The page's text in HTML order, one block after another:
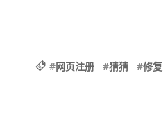
#网页注册 #猜猜 #修复